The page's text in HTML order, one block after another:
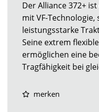
Der Alliance 372+
mit VF-
leistungsstarke
Seine extrem
ermöglichen eine
Tragfähigkeit bei
merken